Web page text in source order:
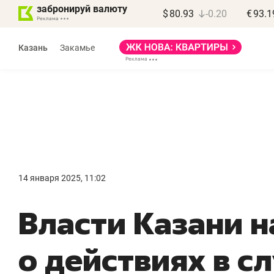
забронируй валюту $ 80.93 -0.20 €
Казань Закамье
14 января 2025, 11:02
Власти Казани
о действиях в
девелопера – найти
правильный продукт»
Девелопер из топ-10* застройщиков
Башкортостана входит в Татарстан